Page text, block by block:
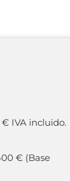
€ IVA incluido.
€ (Base